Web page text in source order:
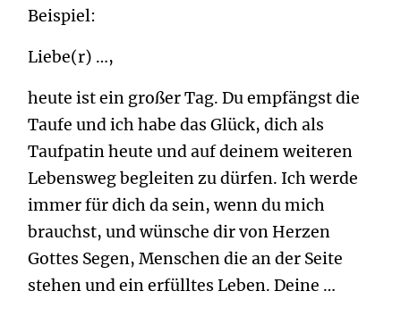
Beispiel:
Liebe(r) …,
heute ist ein großer Tag. Du empfängst die
Taufe und ich habe das Glück, dich als
Taufpatin heute und auf deinem weiteren
Lebensweg begleiten zu dürfen. Ich werde
immer für dich da sein, wenn du mich
brauchst, und wünsche dir von Herzen
Gottes Segen, Menschen die an der Seite
stehen und ein erfülltes Leben. Deine …